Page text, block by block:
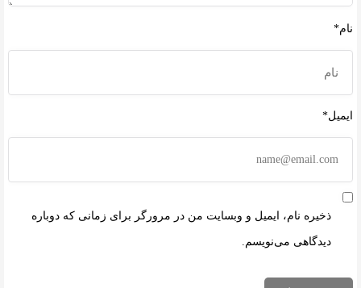
نام*
ایمیل*
ذخیره نام، ایمیل و وبسایت من در مرورگر برای زمانی که دوباره
دیدگاهی می‌نویسم.